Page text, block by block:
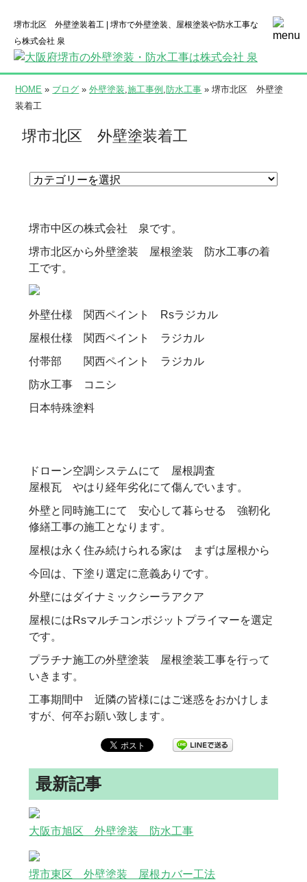
堺市北区 外壁塗装着工 | 堺市で外壁塗装、屋根塗装や防水工事な
ら株式会社 泉
HOME » ブログ »外壁塗装,施工事例 ,防水工事 » 堺市北区 外壁塗
装着工
堺市北区 外壁塗装着工
堺市中区の株式会社 泉です。
堺市北区から外壁塗装 屋根塗装 防水工事の着
工です。
外壁仕様 関西ペイント Rsラジカル
屋根仕様 関西ペイント ラジカル
付帯部 関西ペイント ラジカル
防水工事 コニシ
日本特殊塗料
ドローン空調システムにて 屋根調査
屋根瓦 やはり経年劣化にて傷んでいます。
外壁と同時施工にて 安心して暮らせる 強靭化
修繕工事の施工となります。
屋根は永く住み続けられる家は まずは屋根から
今回は、下塗り選定に意義ありです。
外壁にはダイナミックシーラアクア
屋根にはRsマルチコンポジットプライマーを選定
です。
プラチナ施工の外壁塗装 屋根塗装工事を行って
いきます。
工事期間中 近隣の皆様にはご迷惑をおかけしま
すが、何卒お願い致します。
最新記事
大阪市旭区 外壁塗装 防水工事
堺市東区 外壁塗装 屋根カバー工法